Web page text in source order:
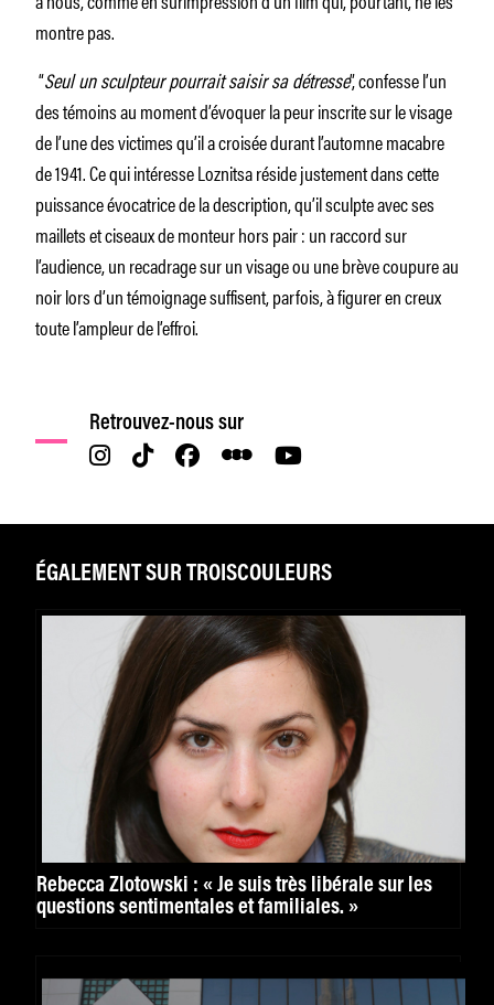
montre pas.
“Seul un sculpteur pourrait saisir sa détresse”, confesse l’un
des témoins au moment d’évoquer la peur inscrite sur le visage
de l’une des victimes qu’il a croisée durant l’automne macabre
de 1941. Ce qui intéresse Loznitsa réside justement dans cette
puissance évocatrice de la description, qu’il sculpte avec ses
maillets et ciseaux de monteur hors pair : un raccord sur
l’audience, un recadrage sur un visage ou une brève coupure au
noir lors d’un témoignage suffisent, parfois, à figurer en creux
toute l’ampleur de l’effroi.
Retrouvez-nous sur
ÉGALEMENT SUR TROISCOULEURS
Rebecca Zlotowski : « Je suis très libérale sur les
questions sentimentales et familiales. »